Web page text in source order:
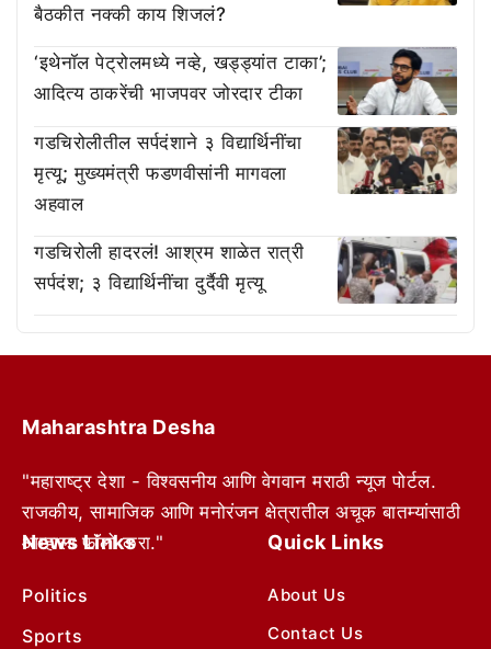
बैठकीत नक्की काय शिजलं?
‘इथेनॉल पेट्रोलमध्ये नव्हे, खड्ड्यांत टाका’;
आदित्य ठाकरेंची भाजपवर जोरदार टीका
गडचिरोलीतील सर्पदंशाने ३ विद्यार्थिनींचा
मृत्यू; मुख्यमंत्री फडणवीसांनी मागवला
अहवाल
गडचिरोली हादरलं! आश्रम शाळेत रात्री
सर्पदंश; ३ विद्यार्थिनींचा दुर्दैवी मृत्यू
Maharashtra Desha
"महाराष्ट्र देशा - विश्वसनीय आणि वेगवान मराठी न्यूज पोर्टल.
राजकीय, सामाजिक आणि मनोरंजन क्षेत्रातील अचूक बातम्यांसाठी
आम्हाला फॉलो करा."
News Links
Politics
Sports
Quick Links
About Us
Contact Us